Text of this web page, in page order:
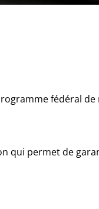
fédéral
qui permet de